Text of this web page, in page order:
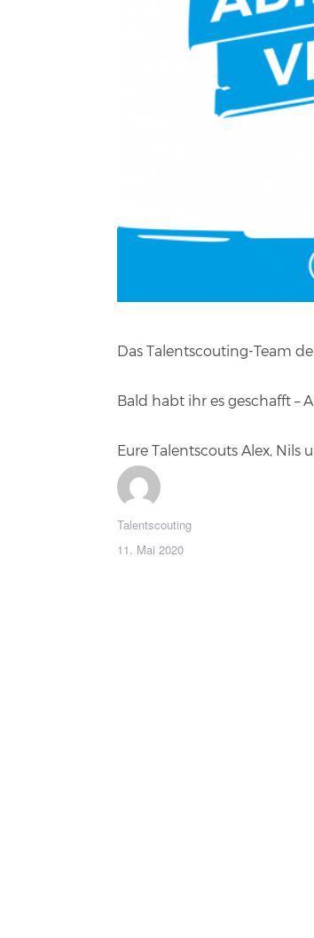
Das Talentscouting-Team
Bald habt ihr es geschafft –
Eure Talentscouts Alex, Nils
Autor
Talentscouting
Veröffentlicht
11. Mai 2020